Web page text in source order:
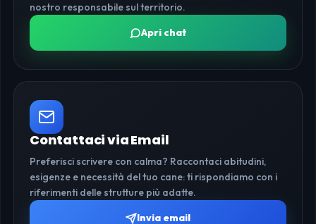
nostro responsabile sul territorio.
Apri chat
Contattaci via Email
Preferisci scrivere con calma? Raccontaci abitudini,
esigenze e necessità del tuo cane: ti rispondiamo con i
riferimenti delle strutture più adatte.
Invia email